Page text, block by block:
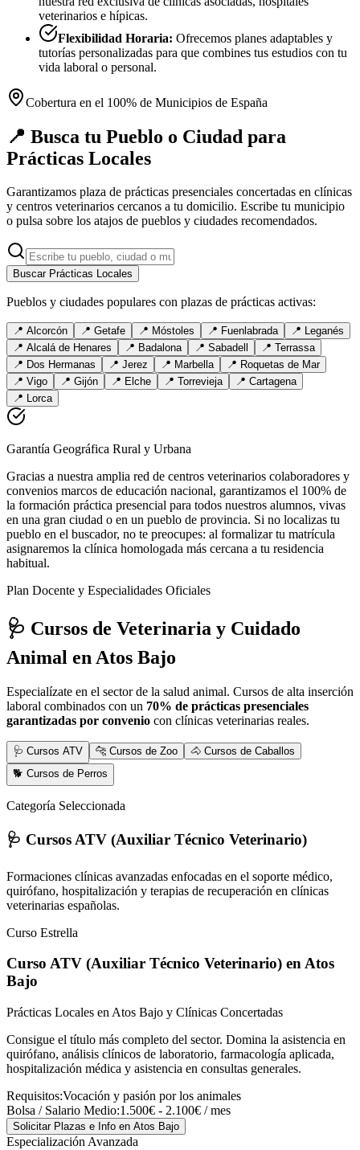
veterinarios e hípicas.
Flexibilidad Horaria: Ofrecemos planes adaptables y
tutorías personalizadas para que combines tus estudios con tu
vida laboral o personal.
Cobertura en el 100% de Municipios de España
📍 Busca tu Pueblo o Ciudad para
Prácticas Locales
Garantizamos plaza de prácticas presenciales concertadas en clínicas
y centros veterinarios cercanos a tu domicilio. Escribe tu municipio
o pulsa sobre los atajos de pueblos y ciudades recomendados.
Buscar Prácticas Locales
Pueblos y ciudades populares con plazas de prácticas activas:
📍 Alcorcón 📍 Getafe 📍 Móstoles 📍 Fuenlabrada 📍 Leganés
📍 Alcalá de Henares 📍 Badalona 📍 Sabadell 📍 Terrassa
📍 Dos Hermanas 📍 Jerez 📍 Marbella 📍 Roquetas de Mar
📍 Vigo 📍 Gijón 📍 Elche 📍 Torrevieja 📍 Cartagena
📍 Lorca
Garantía Geográfica Rural y Urbana
Gracias a nuestra amplia red de centros veterinarios colaboradores y
convenios marcos de educación nacional, garantizamos el 100% de
la formación práctica presencial para todos nuestros alumnos, vivas
en una gran ciudad o en un pueblo de provincia. Si no localizas tu
pueblo en el buscador, no te preocupes: al formalizar tu matrícula
asignaremos la clínica homologada más cercana a tu residencia
habitual.
Plan Docente y Especialidades Oficiales
🩺 Cursos de Veterinaria y Cuidado
Animal en Atos Bajo
Especialízate en el sector de la salud animal. Cursos de alta inserción
laboral combinados con un 70% de prácticas presenciales
garantizadas por convenio con clínicas veterinarias reales.
🩺 Cursos ATV 🐆 Cursos de Zoo
🐴 Cursos de Caballos
🐕 Cursos de Perros
Categoría Seleccionada
🩺 Cursos ATV (Auxiliar Técnico Veterinario)
Formaciones clínicas avanzadas enfocadas en el soporte médico,
quirófano, hospitalización y terapias de recuperación en clínicas
veterinarias españolas.
Curso Estrella
Curso ATV (Auxiliar Técnico Veterinario) en Atos
Bajo
Prácticas Locales en Atos Bajo y Clínicas Concertadas
Consigue el título más completo del sector. Domina la asistencia en
quirófano, análisis clínicos de laboratorio, farmacología aplicada,
hospitalización médica y asistencia en consultas generales.
Requisitos:Vocación y pasión por los animales
Bolsa / Salario Medio:1.500€ - 2.100€ / mes
Solicitar Plazas e Info en Atos Bajo
Especialización Avanzada